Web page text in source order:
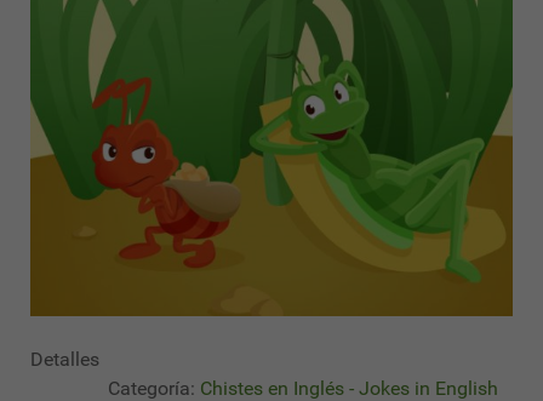
Detalles
Categoría: Chistes en Inglés - Jokes in English